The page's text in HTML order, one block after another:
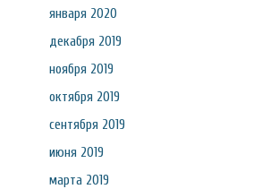
января 2020
декабря 2019
ноября 2019
октября 2019
сентября 2019
июня 2019
марта 2019